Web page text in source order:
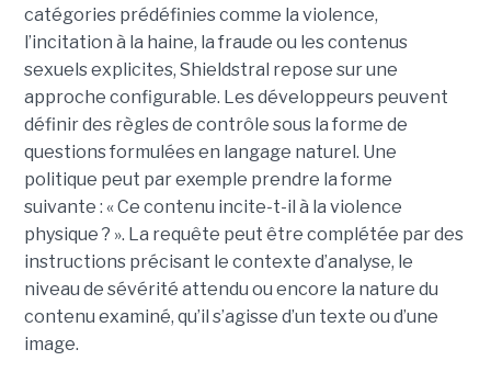
catégories prédéfinies comme la violence,
l’incitation à la haine, la fraude ou les contenus
sexuels explicites, Shieldstral repose sur une
approche configurable. Les développeurs peuvent
définir des règles de contrôle sous la forme de
questions formulées en langage naturel. Une
politique peut par exemple prendre la forme
suivante : « Ce contenu incite-t-il à la violence
physique ? ». La requête peut être complétée par des
instructions précisant le contexte d’analyse, le
niveau de sévérité attendu ou encore la nature du
contenu examiné, qu’il s’agisse d’un texte ou d’une
image.